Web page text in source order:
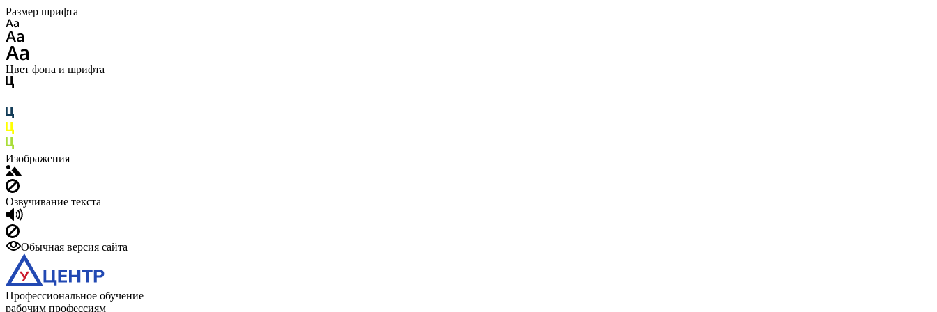
Размер шрифта
Цвет фона и шрифта
Изображения
Озвучивание текста
Обычная версия сайта
Профессиональное обучение
рабочим профессиям